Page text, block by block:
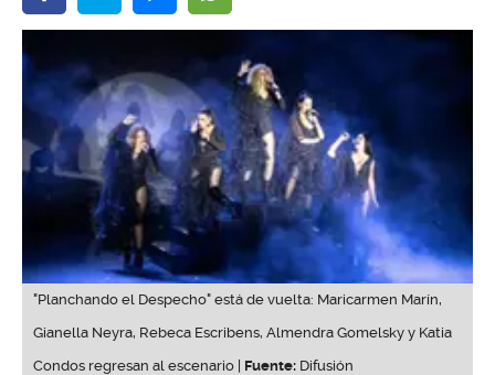
"Planchando el Despecho" está de vuelta: Maricarmen Marín,
Gianella Neyra, Rebeca Escribens, Almendra Gomelsky y Katia
Condos regresan al escenario | Fuente: Difusión